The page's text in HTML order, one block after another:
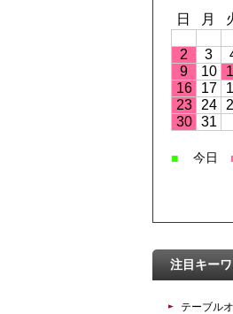
日 月
2
3
9
10
16
17
23
24
30
31
■ 今日
注目キー
テーブル